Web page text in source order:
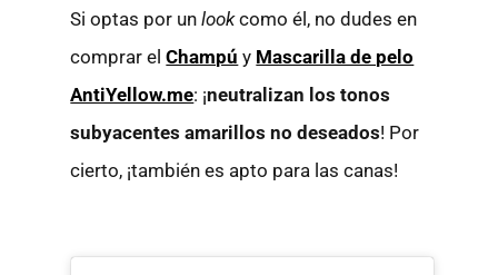
Si optas por unlookcomo él, no dudes en
comprar elChampú y Mascarilla de pelo
AntiYellow.me: ¡neutralizan los tonos
subyacentes amarillos no deseados! Por
cierto, ¡también es apto para las canas!